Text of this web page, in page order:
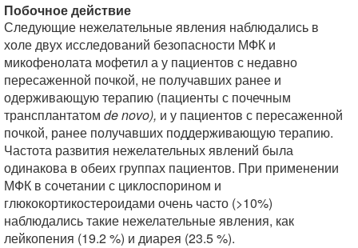
Побочное действие
Следующие нежелательные явления наблюдались в
холе двух исследований безопасности МФК и
микофенолата мофетил а у пациентов с недавно
пересаженной почкой, не получавших ранее и
одерживающую терапию (пациенты с почечным
трансплантатом de novo), и у пациентов с пересаженной
почкой, ранее получавших поддерживающую терапию.
Частота развития нежелательных явлений была
одинакова в обеих группах пациентов. При применении
МФК в сочетании с циклоспорином и
глюкокортикостероидами очень часто (>10%)
наблюдались такие нежелательные явления, как
лейкопения (19.2 %) и диарея (23.5 %).